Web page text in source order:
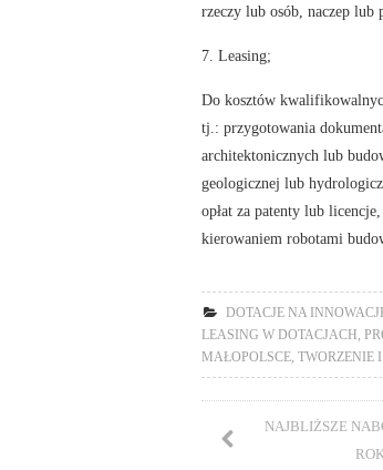
rzeczy lub osób, naczep lub
7. Leasing;
Do kosztów
tj.: przygotowania
architektonicznych lub
geologicznej lub
opłat za patenty lub
kierowaniem robotami
DOTACJE NA
LEASING W DOTACJACH
MAŁOPOLSCE TWORZENIE
NAJBLIŻSZE